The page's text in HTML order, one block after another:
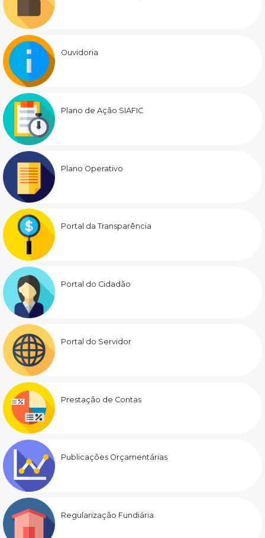
Ouvidoria
Plano de Ação SIAFIC
Plano Operativo
Portal da Transparência
Portal do Cidadão
Portal do Servidor
Prestação de Contas
Publicações Orçamentárias
Regularização Fundiária